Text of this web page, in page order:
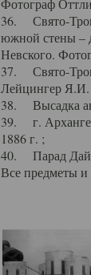
Фотограф
36. Свято-
южной стены –
Невского.
37. Свято-
Лейцингер Я.И.
38. Высадка
39. г.
1886 г. ;
40. Парад
Все предметы и